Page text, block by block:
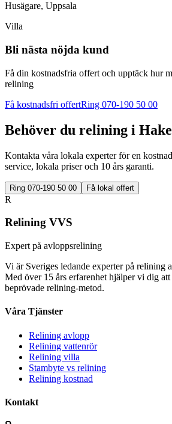
Husägare, Uppsala
Villa
Bli nästa nöjda kund
Få din kostnadsfria offert och upptäck hur
relining
Få kostnadsfri offertRing 070-190 50 00
Behöver du relining i
Kontakta våra lokala experter för en
service, lokala priser och 10 års garanti.
Ring 070-190 50 00 Få lokal offert
R
Relining VVS
Expert på avloppsrelining
Vi är Sveriges ledande experter på relining
Med över 15 års erfarenhet hjälper vi dig
beprövade relining-metod.
Våra Tjänster
Relining avlopp
Relining vattenrör
Relining villa
Stambyte vs relining
Relining kostnad
Kontakt